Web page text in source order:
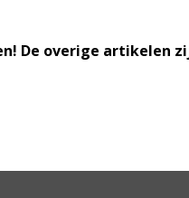
De overige artikelen